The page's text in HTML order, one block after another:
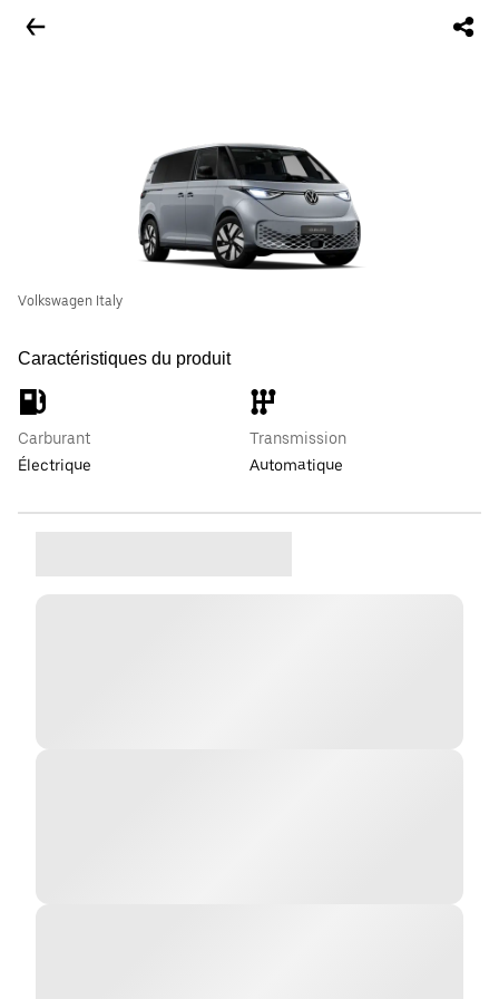
Volkswagen Italy
Caractéristiques du produit
Carburant
Électrique
Transmission
Automatique